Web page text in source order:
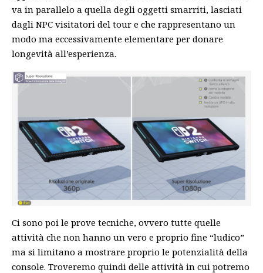
va in parallelo a quella degli oggetti smarriti, lasciati
dagli NPC visitatori del tour e che rappresentano un
modo ma eccessivamente elementare per donare
longevità all’esperienza.
Ci sono poi le prove tecniche, ovvero tutte quelle
attività che non hanno un vero e proprio fine “ludico”
ma si limitano a mostrare proprio le potenzialità della
console. Troveremo quindi delle attività in cui potremo